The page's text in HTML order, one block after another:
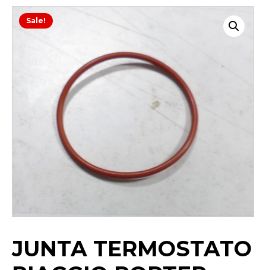
Sale!
JUNTA TERMOSTATO